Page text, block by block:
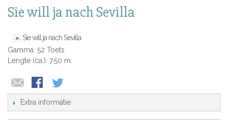
Sie will ja nach Sevilla
Sie will ja nach Sevilla
Gamma: 52 Toets
Lengte (ca.): 7.50 m.
Extra informatie